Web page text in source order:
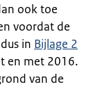
ook toe
voordat de
in Bijlage 2
en met 2016.
van de